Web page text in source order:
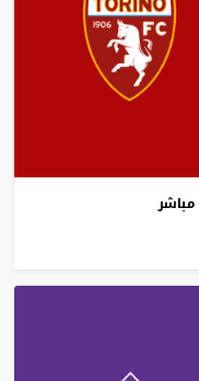
مباشر